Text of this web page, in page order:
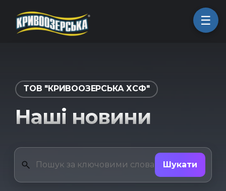
ㅤПродукція
ㅤКоманда
ТОВ "КРИВООЗЕРСЬКА ХСФ"
Наші новини
Шукати